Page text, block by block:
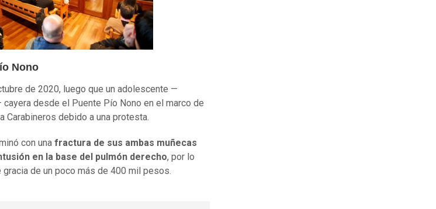
Nono
de 2020, luego que un adolescente —
cayera desde el Puente Pío Nono en el marco de
Carabineros debido a una protesta.
con una fractura de sus ambas muñecas
en la base del pulmón derecho, por lo
de un poco más de 400 mil pesos.